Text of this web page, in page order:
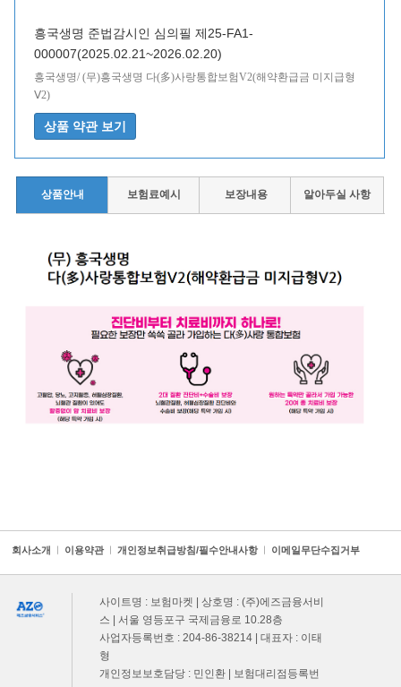
흥국생명 준법감시인 심의필 제25-FA1-
000007(2025.02.21~2026.02.20)
흥국생명/ (무)흥국생명 다(多)사랑통합보험V2(해약환급금 미지급형
Ⅴ2)
상품안내 보험료예시 보장내용 알아두실 사항
회사소개 이용약관 개인정보취급방침/필수안내사항 이메일무단수집거부
사이트명 : 보험마켓 | 상호명 : (주)에즈금융서비
스 | 서울 영등포구 국제금융로 10.28층
사업자등록번호 : 204-86-38214 | 대표자 : 이태
형
개인정보보호담당 : 민인환 | 보험대리점등록번